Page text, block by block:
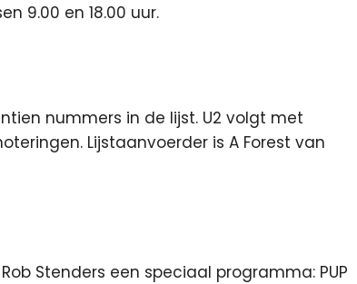
9.00 en 18.00 uur.
nummers in de lijst. U2 volgt met
Lijstaanvoerder is A Forest van
Stenders een speciaal programma: PUP